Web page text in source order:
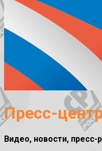
Пресс-
Видео, новости,